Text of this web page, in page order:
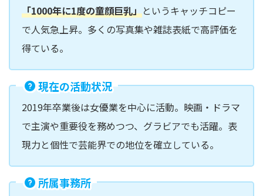
「1000年に1度の童顔巨乳」というキャッチコピー
で人気急上昇。多くの写真集や雑誌表紙で高評価を
得ている。
現在の活動状況
2019年卒業後は女優業を中心に活動。映画・ドラマ
で主演や重要役を務めつつ、グラビアでも活躍。表
現力と個性で芸能界での地位を確立している。
所属事務所